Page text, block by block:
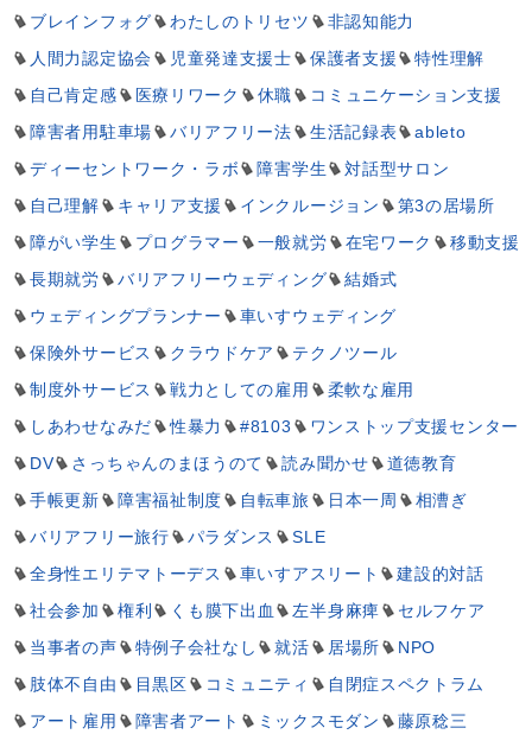
ブレインフォグ
わたしのトリセツ
非認知能力
人間力認定協会
児童発達支援士 保護者支援
特性理解
自己肯定感
医療リワーク 休職
コミュニケーション支援
障害者用駐車場
バリアフリー法 生活記録表
ableto
ディーセントワーク・ラボ
障害学生
対話型サロン
自己理解
キャリア支援 インクルージョン
第3の居場所
障がい学生
プログラマー 一般就労 在宅ワーク
移動支援
長期就労
バリアフリーウェディング
結婚式
ウェディングプランナー
車いすウェディング
保険外サービス
クラウドケア
テクノツール
制度外サービス
戦力としての雇用
柔軟な雇用
しあわせなみだ
性暴力 #8103
ワンストップ支援センター
DV
さっちゃんのまほうのて 読み聞かせ
道徳教育
手帳更新
障害福祉制度 自転車旅 日本一周
相漕ぎ
バリアフリー旅行
パラダンス
SLE
全身性エリテマトーデス
車いすアスリート
建設的対話
社会参加
権利 くも膜下出血 左半身麻痺
セルフケア
当事者の声
特例子会社なし 就活 居場所
NPO
肢体不自由
目黒区 コミュニティ
自閉症スペクトラム
アート雇用
障害者アート ミックスモダン
藤原稔三